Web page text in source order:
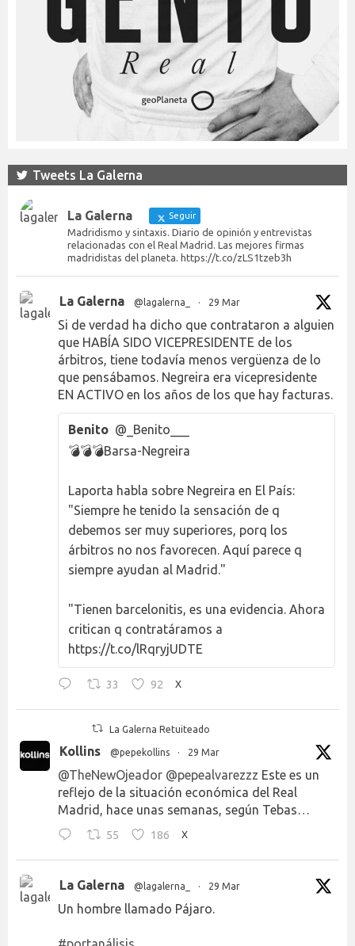
Tweets La Galerna
La Galerna Seguir
Madridismo y sintaxis. Diario de opinión y entrevistas
relacionadas con el Real Madrid. Las mejores firmas
madridistas del planeta. https://t.co/zLS1tzeb3h
La Galerna @lagalerna_ · 29 Mar
Si de verdad ha dicho que contrataron a alguien
que HABÍA SIDO VICEPRESIDENTE de los
árbitros, tiene todavía menos vergüenza de lo
que pensábamos. Negreira era vicepresidente
EN ACTIVO en los años de los que hay facturas.
Benito @_Benito___
💣💣💣Barsa-Negreira
Laporta habla sobre Negreira en El País:
"Siempre he tenido la sensación de q
debemos ser muy superiores, porq los
árbitros no nos favorecen. Aquí parece q
siempre ayudan al Madrid."
"Tienen barcelonitis, es una evidencia. Ahora
critican q contratáramos a
https://t.co/lRqryjUDTE
33 92 X
La Galerna Retuiteado
Kollins @pepekollins · 29 Mar
@TheNewOjeador @pepealvarezzz Este es un
reflejo de la situación económica del Real
Madrid, hace unas semanas, según Tebas…
55 186 X
La Galerna @lagalerna_ · 29 Mar
Un hombre llamado Pájaro.